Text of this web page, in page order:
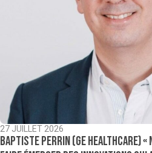
27 JUILLET 2026
Baptiste Perrin (GE Healthcare) «